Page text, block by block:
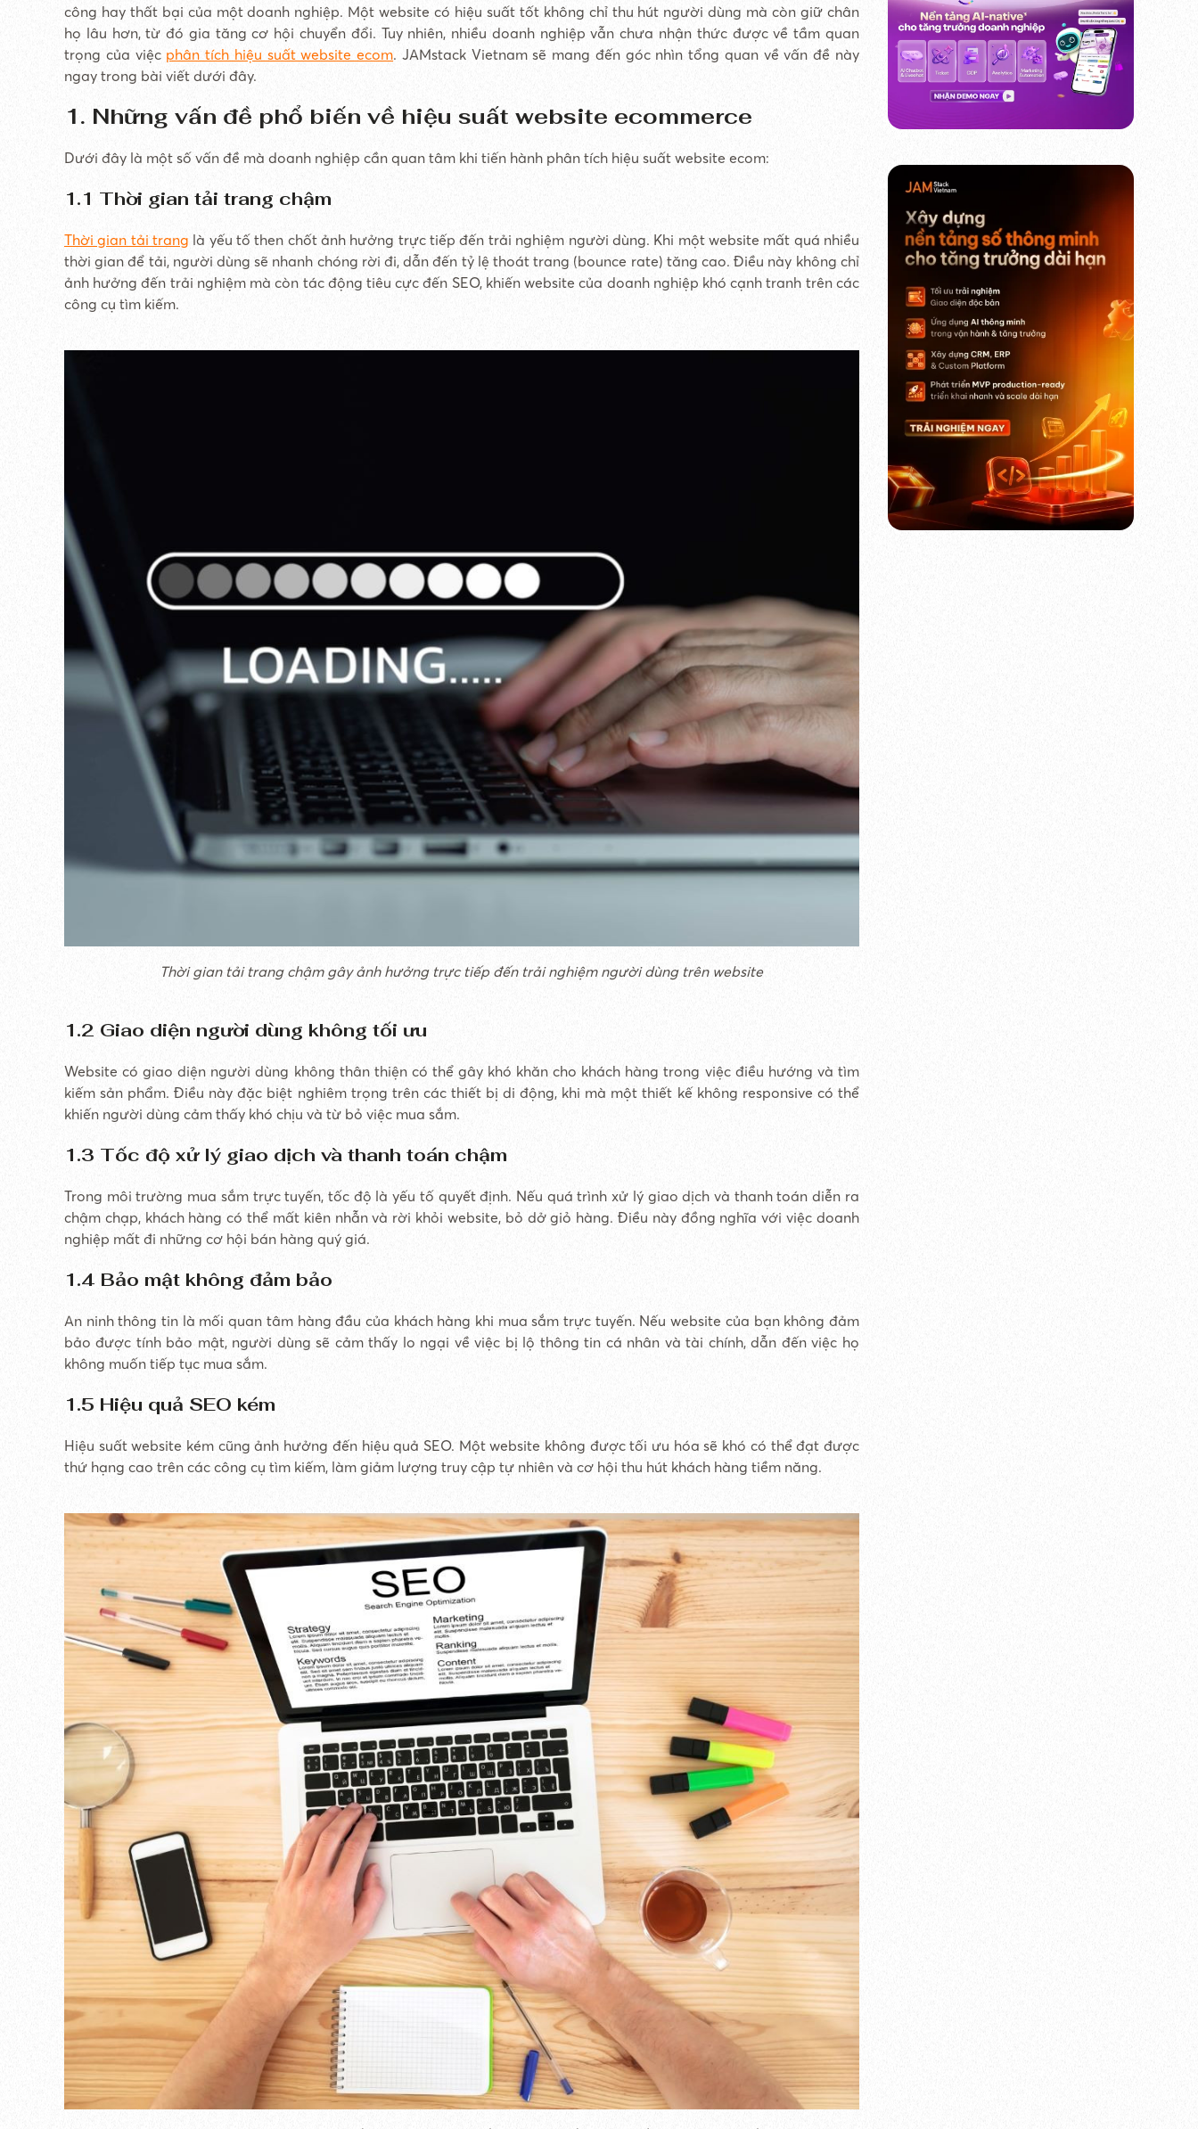
công hay thất bại của một doanh nghiệp. Một website có hiệu suất tốt không chỉ thu hút người dùng mà còn giữ chân
họ lâu hơn, từ đó gia tăng cơ hội chuyển đổi. Tuy nhiên, nhiều doanh nghiệp vẫn chưa nhận thức được về tầm quan
trọng của việc phân tích hiệu suất website ecom. JAMstack Vietnam sẽ mang đến góc nhìn tổng quan về vấn đề này
ngay trong bài viết dưới đây.
1. Những vấn đề phổ biến về hiệu suất website ecommerce
Dưới đây là một số vấn đề mà doanh nghiệp cần quan tâm khi tiến hành phân tích hiệu suất website ecom:
1.1 Thời gian tải trang chậm
Thời gian tải trang là yếu tố then chốt ảnh hưởng trực tiếp đến trải nghiệm người dùng. Khi một website mất quá nhiều
thời gian để tải, người dùng sẽ nhanh chóng rời đi, dẫn đến tỷ lệ thoát trang (bounce rate) tăng cao. Điều này không chỉ
ảnh hưởng đến trải nghiệm mà còn tác động tiêu cực đến SEO, khiến website của doanh nghiệp khó cạnh tranh trên các
công cụ tìm kiếm.
Thời gian tải trang chậm gây ảnh hưởng trực tiếp đến trải nghiệm người dùng trên website
1.2 Giao diện người dùng không tối ưu
Website có giao diện người dùng không thân thiện có thể gây khó khăn cho khách hàng trong việc điều hướng và tìm
kiếm sản phẩm. Điều này đặc biệt nghiêm trọng trên các thiết bị di động, khi mà một thiết kế không responsive có thể
khiến người dùng cảm thấy khó chịu và từ bỏ việc mua sắm.
1.3 Tốc độ xử lý giao dịch và thanh toán chậm
Trong môi trường mua sắm trực tuyến, tốc độ là yếu tố quyết định. Nếu quá trình xử lý giao dịch và thanh toán diễn ra
chậm chạp, khách hàng có thể mất kiên nhẫn và rời khỏi website, bỏ dở giỏ hàng. Điều này đồng nghĩa với việc doanh
nghiệp mất đi những cơ hội bán hàng quý giá.
1.4 Bảo mật không đảm bảo
An ninh thông tin là mối quan tâm hàng đầu của khách hàng khi mua sắm trực tuyến. Nếu website của bạn không đảm
bảo được tính bảo mật, người dùng sẽ cảm thấy lo ngại về việc bị lộ thông tin cá nhân và tài chính, dẫn đến việc họ
không muốn tiếp tục mua sắm.
1.5 Hiệu quả SEO kém
Hiệu suất website kém cũng ảnh hưởng đến hiệu quả SEO. Một website không được tối ưu hóa sẽ khó có thể đạt được
thứ hạng cao trên các công cụ tìm kiếm, làm giảm lượng truy cập tự nhiên và cơ hội thu hút khách hàng tiềm năng.